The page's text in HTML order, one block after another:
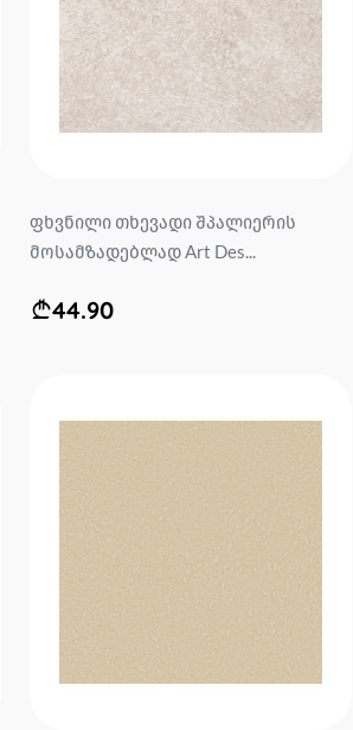
ფხვნილი თხევადი შპალიერის
მოსამზადებლად Art Des...
44.90